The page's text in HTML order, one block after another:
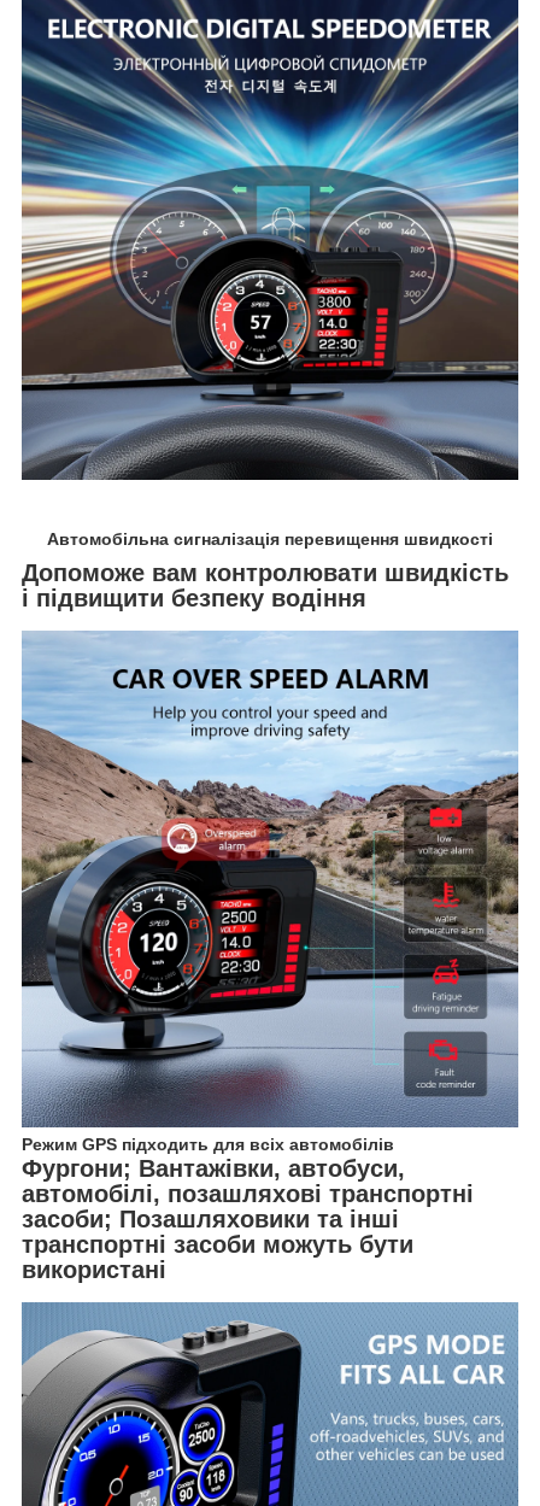
Автомобільна сигналізація перевищення швидкості
Допоможе вам контролювати швидкість
і підвищити безпеку водіння
Режим GPS підходить для всіх автомобілів
Фургони; Вантажівки, автобуси,
автомобілі, позашляхові транспортні
засоби; Позашляховики та інші
транспортні засоби можуть бути
використані